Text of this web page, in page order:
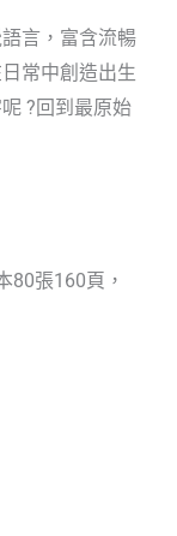
言，富含流暢
常中創造出生
?回到最原始
80張160頁，